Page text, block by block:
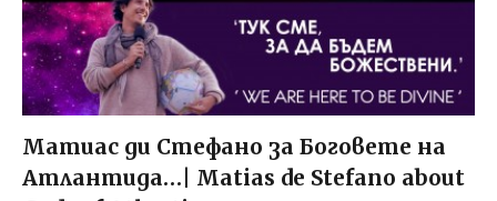
Матиас ди Стефано за Боговете на
Атлантида…| Matias de Stefano about